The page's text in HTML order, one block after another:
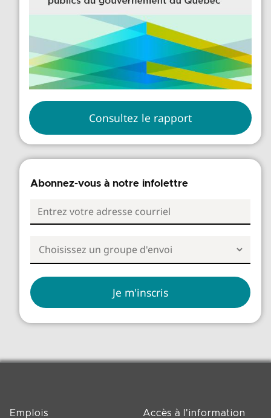
Consultez le rapport
Abonnez-vous à notre infolettre
Emplois Accès à l'information